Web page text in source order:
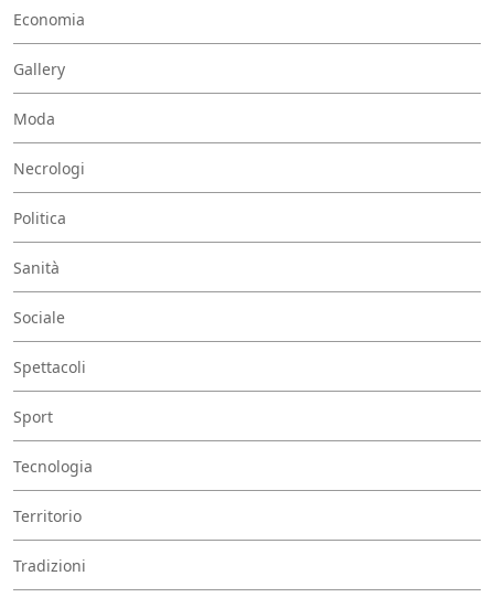
Economia
Gallery
Moda
Necrologi
Politica
Sanità
Sociale
Spettacoli
Sport
Tecnologia
Territorio
Tradizioni